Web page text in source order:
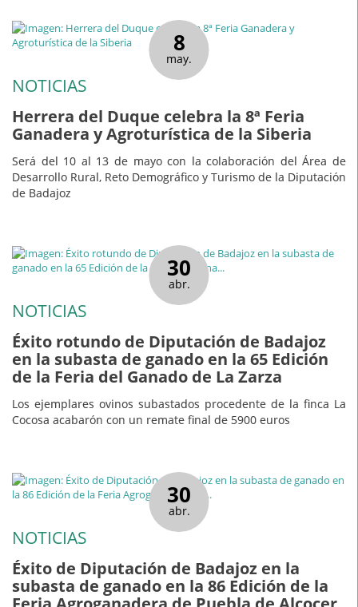
8
may.
NOTICIAS
Herrera del Duque celebra la 8ª Feria
Ganadera y Agroturística de la Siberia
Será del 10 al 13 de mayo con la colaboración del Área de
Desarrollo Rural, Reto Demográfico y Turismo de la Diputación
de Badajoz
30
abr.
NOTICIAS
Éxito rotundo de Diputación de Badajoz
en la subasta de ganado en la 65 Edición
de la Feria del Ganado de La Zarza
Los ejemplares ovinos subastados procedente de la finca La
Cocosa acabarón con un remate final de 5900 euros
30
abr.
NOTICIAS
Éxito de Diputación de Badajoz en la
subasta de ganado en la 86 Edición de la